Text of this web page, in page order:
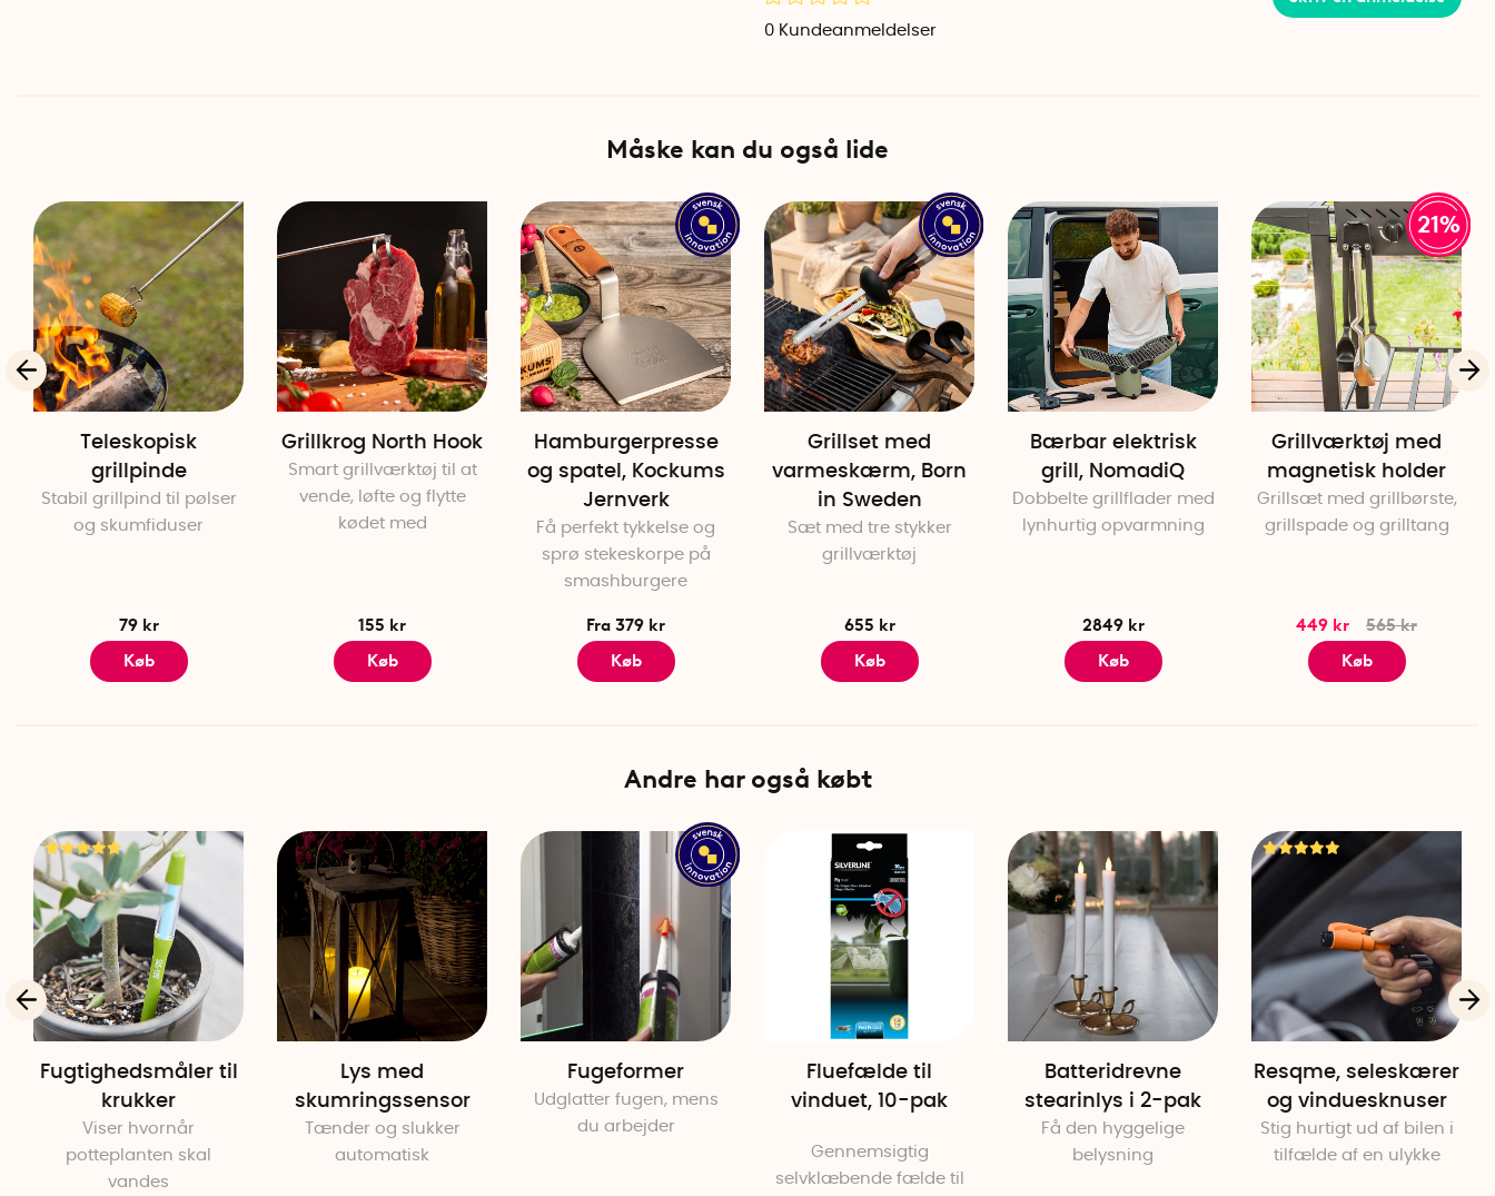
0 Kundeanmeldelser
Måske kan du også lide
Teleskopisk
grillpinde
Stabil grillpind til pølser
og skumfiduser
79 kr
Køb
Grillkrog North Hook
Smart grillværktøj til at
vende, løfte og flytte
kødet med
155 kr
Køb
Hamburgerpresse
og spatel, Kockums
Jernverk
Få perfekt tykkelse og
sprø stekeskorpe på
smashburgere
Fra 379 kr
Køb
Grillset med
varmeskærm, Born
in Sweden
Sæt med tre stykker
grillværktøj
655 kr
Køb
Bærbar elektrisk
grill, NomadiQ
Dobbelte grillflader med
lynhurtig opvarmning
2849 kr
Køb
21%
Grillværktøj med
magnetisk holder
Grillsæt med grillbørste,
grillspade og grilltang
449 kr
565 kr
Køb
Andre har også købt
Fugtighedsmåler til
krukker
Viser hvornår
potteplanten skal
vandes
Lys med
skumringssensor
Tænder og slukker
automatisk
Fugeformer
Udglatter fugen, mens
du arbejder
Fluefælde til
vinduet, 10-pak
Gennemsigtig
selvklæbende fælde til
Batteridrevne
stearinlys i 2-pak
Få den hyggelige
belysning
Resqme, seleskærer
og vinduesknuser
Stig hurtigt ud af bilen i
tilfælde af en ulykke